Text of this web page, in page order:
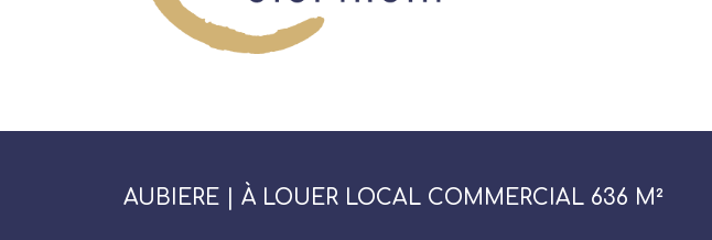
AUBIERE | À LOUER LOCAL COMMERCIAL 636 M²